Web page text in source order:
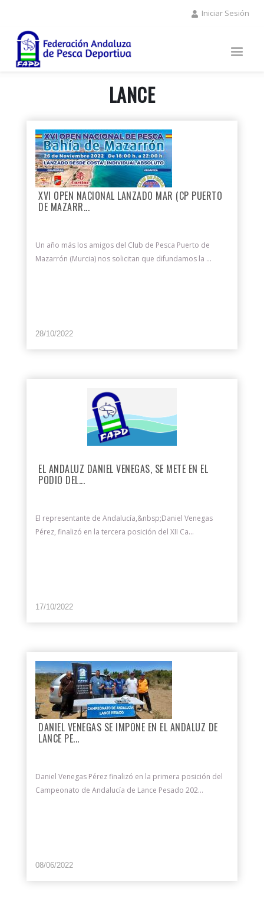
contenido
principal
Iniciar Sesión
LANCE
XVI OPEN NACIONAL LANZADO MAR (CP PUERTO
DE MAZARR...
Un año más los amigos del Club de Pesca Puerto de
Mazarrón (Murcia) nos solicitan que difundamos la ...
28/10/2022
EL ANDALUZ DANIEL VENEGAS, SE METE EN EL
PODIO DEL...
El representante de Andalucía,&nbsp;Daniel Venegas
Pérez, finalizó en la tercera posición del XII Ca...
17/10/2022
DANIEL VENEGAS SE IMPONE EN EL ANDALUZ DE
LANCE PE...
Daniel Venegas Pérez finalizó en la primera posición del
Campeonato de Andalucía de Lance Pesado 202...
08/06/2022